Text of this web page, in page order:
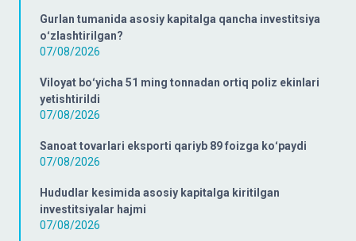
Gurlan tumanida asosiy kapitalga qancha investitsiya
oʻzlashtirilgan?
07/08/2026
Viloyat boʻyicha 51 ming tonnadan ortiq poliz ekinlari
yetishtirildi
07/08/2026
Sanoat tovarlari eksporti qariyb 89 foizga koʻpaydi
07/08/2026
Hududlar kesimida asosiy kapitalga kiritilgan
investitsiyalar hajmi
07/08/2026